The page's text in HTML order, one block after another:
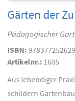
Gärten der
Pädagogischer
ISBN:
Artikelnr.: 1605
Aus lebendiger
schildern